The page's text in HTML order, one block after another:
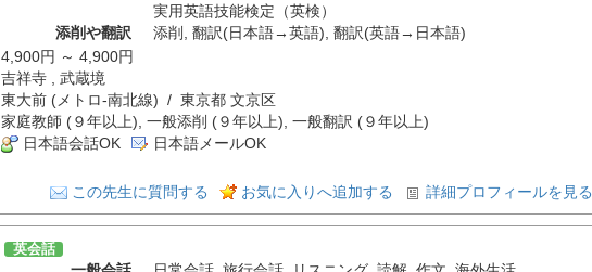
実用英語技能検定（英検）
添削や翻訳
添削 翻訳(日本語→英語) 翻訳(英語→日本語)
4,900円 ～ 4,900円
吉祥寺 , 武蔵境
東大前 (メトロ-南北線) / 東京都 文京区
家庭教師 (９年以上), 一般添削 (９年以上), 一般翻訳 (９年以上)
日本語会話OK 日本語メールOK
この先生に質問する お気に入りへ追加する 詳細プロフィールを見る
英会話